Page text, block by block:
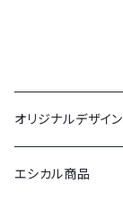
オリジナルデザイン
布ポスター
エシカル商品